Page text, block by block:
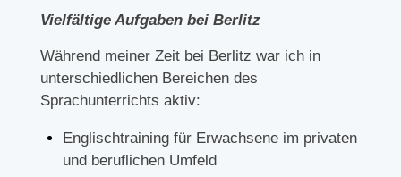
Vielfältige Aufgaben bei Berlitz
Während meiner Zeit bei Berlitz war ich in
unterschiedlichen Bereichen des
Sprachunterrichts aktiv:
Englischtraining für Erwachsene im privaten
und beruflichen Umfeld